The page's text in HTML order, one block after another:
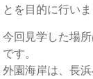
とを目的に行いま
今回見学した場
です。
外園海岸は、長